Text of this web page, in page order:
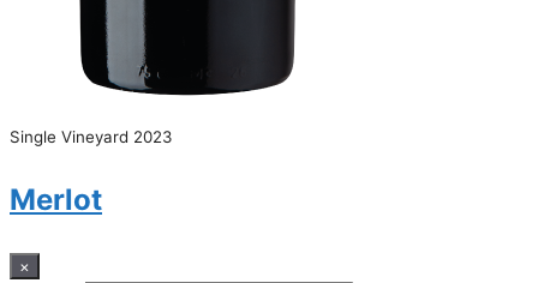
Single Vineyard 2023
Merlot
×